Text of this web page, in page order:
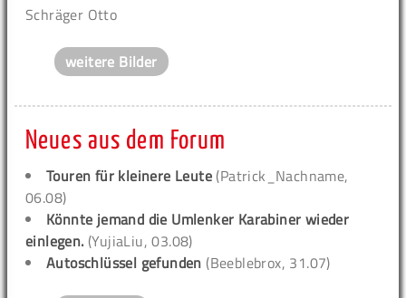
Schräger Otto
weitere Bilder
Neues aus dem Forum
Touren für kleinere Leute (Patrick_Nachname,
06.08)
Könnte jemand die Umlenker Karabiner wieder
einlegen. (YujiaLiu, 03.08)
Autoschlüssel gefunden (Beeblebrox, 31.07)